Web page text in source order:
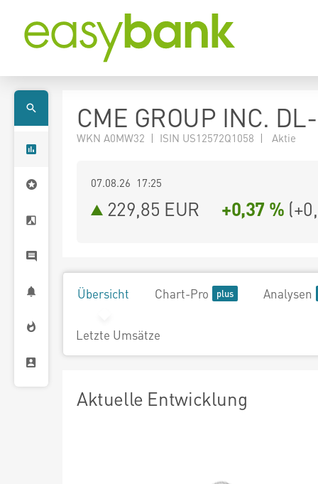
CME GROUP INC.
WKN A0MW32 | ISIN US12572Q1058 | Aktie
07.08.26 17:25
229,85 EUR +0,37 % (
Übersicht Chart-Pro Analysen
Letzte Umsätze
Aktuelle Entwicklung